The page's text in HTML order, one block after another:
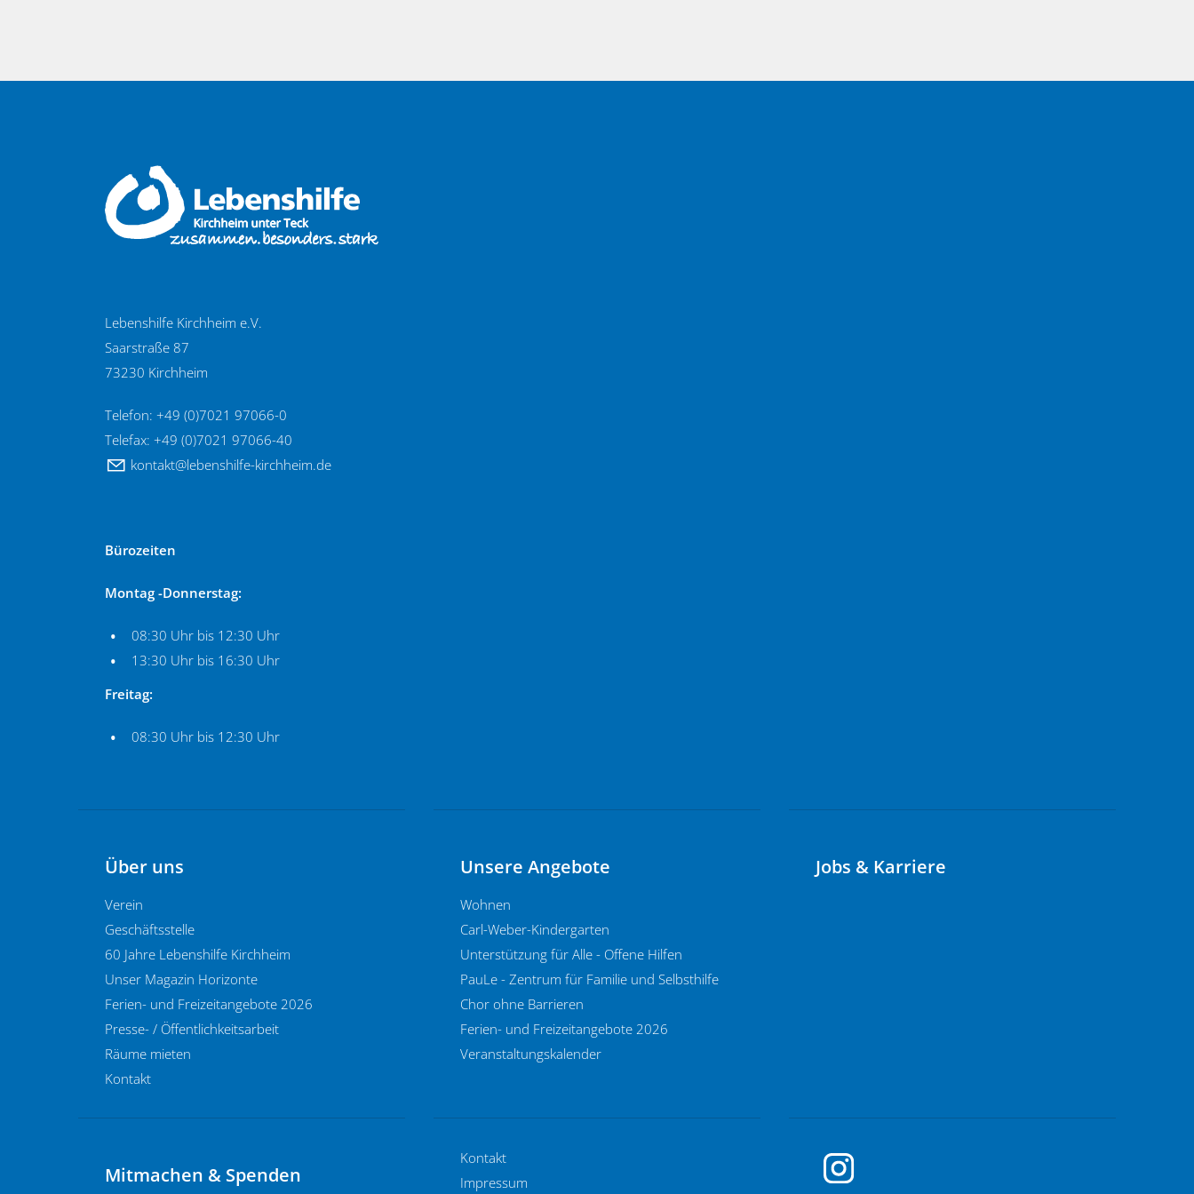
Lebenshilfe Kirchheim e.V.
Saarstraße 87
73230 Kirchheim
Telefon: +49 (0)7021 97066-0
Telefax: +49 (0)7021 97066-40
k nt kt l b nsh lf -k rchh m d
Bürozeiten
Montag -Donnerstag:
08:30 Uhr bis 12:30 Uhr
13:30 Uhr bis 16:30 Uhr
Freitag:
08:30 Uhr bis 12:30 Uhr
Über uns
Verein
Geschäftsstelle
60 Jahre Lebenshilfe Kirchheim
Unser Magazin Horizonte
Ferien- und Freizeitangebote 2026
Presse- / Öffentlichkeitsarbeit
Räume mieten
Kontakt
Unsere Angebote
Wohnen
Carl-Weber-Kindergarten
Unterstützung für Alle - Offene Hilfen
PauLe - Zentrum für Familie und Selbsthilfe
Chor ohne Barrieren
Ferien- und Freizeitangebote 2026
Veranstaltungskalender
Jobs & Karriere
Mitmachen & Spenden
Kontakt
Impressum